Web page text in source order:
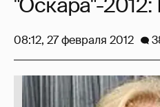
08:12, 27 февраля 2012